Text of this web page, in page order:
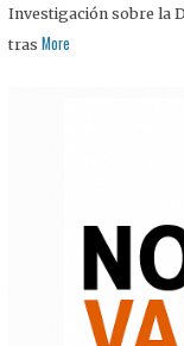
Investigación sobre la
tras More